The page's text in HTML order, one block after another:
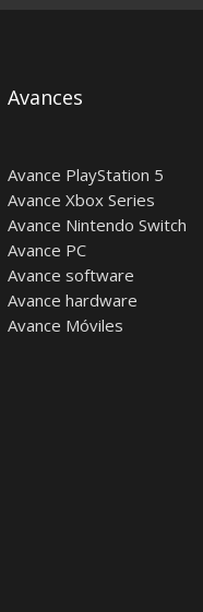
Avances
Avance PlayStation 5
Avance Xbox Series
Avance Nintendo Switch
Avance PC
Avance software
Avance hardware
Avance Móviles